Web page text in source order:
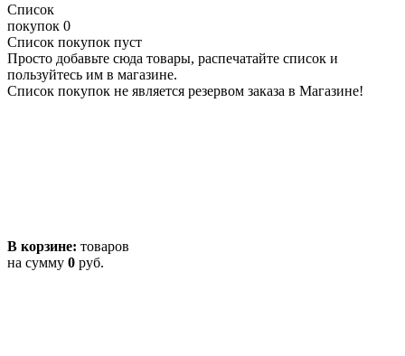
Список
покупок 0
Список покупок пуст
Просто добавьте сюда товары, распечатайте список и
пользуйтесь им в магазине.
Список покупок не является резервом заказа в Магазине!
В корзине: товаров
на сумму 0 руб.